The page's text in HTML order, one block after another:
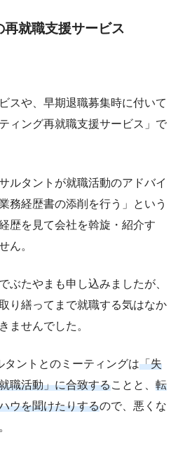
就職支援サービス
スや、早期退職募集時に付いて
ィング再就職支援サービス」で
ルタントが就職活動のアドバイ
務経歴書の添削を行う」という
歴を見て会社を斡旋・紹介す
ん。
ぶたやまも申し込みましたが、
り繕ってまで就職する気はなか
ませんでした。
ントとのミーティングは「失
職活動」に合致することと、 転
ウを聞けたりするので、悪くな